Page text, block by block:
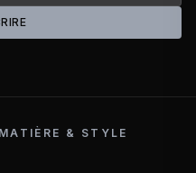
& STYLE